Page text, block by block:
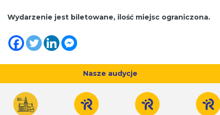
Wydarzenie jest biletowane, ilość miejsc ograniczona.
Nasze audycje